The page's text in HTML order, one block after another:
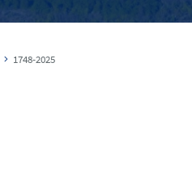
1748-2025